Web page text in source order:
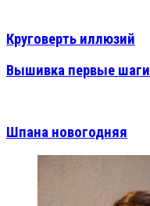
Круговерть иллюзий
Вышивка первые шаги
Шпана новогодняя